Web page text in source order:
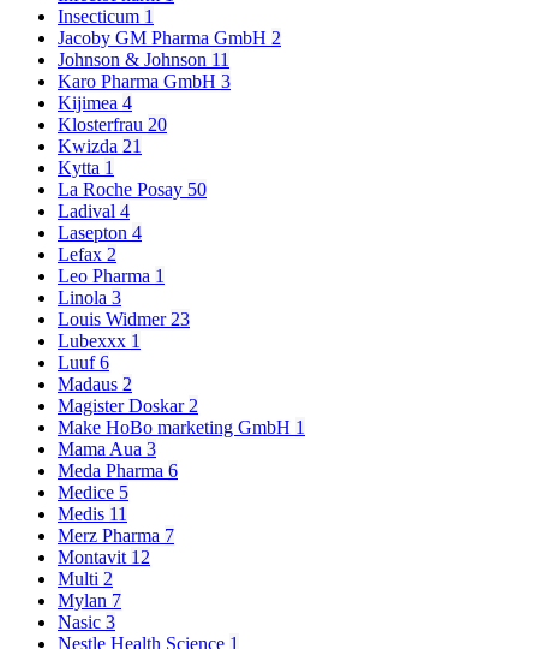
Insecticum 1
Jacoby GM Pharma GmbH 2
Johnson & Johnson 11
Karo Pharma GmbH 3
Kijimea 4
Klosterfrau 20
Kwizda 21
Kytta 1
La Roche Posay 50
Ladival 4
Lasepton 4
Lefax 2
Leo Pharma 1
Linola 3
Louis Widmer 23
Lubexxx 1
Luuf6
Madaus 2
Magister Doskar 2
Make HoBo marketing GmbH 1
Mama Aua 3
Meda Pharma 6
Medice 5
Medis 11
Merz Pharma 7
Montavit 12
Multi 2
Mylan 7
Nasic 3
Nestle Health Science 1